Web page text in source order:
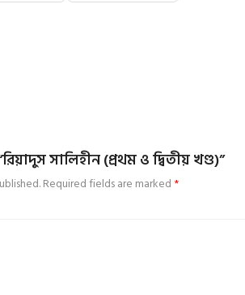
সালিহীন (প্রথম ও দ্বিতীয় খণ্ড)”
Required fields are marked *